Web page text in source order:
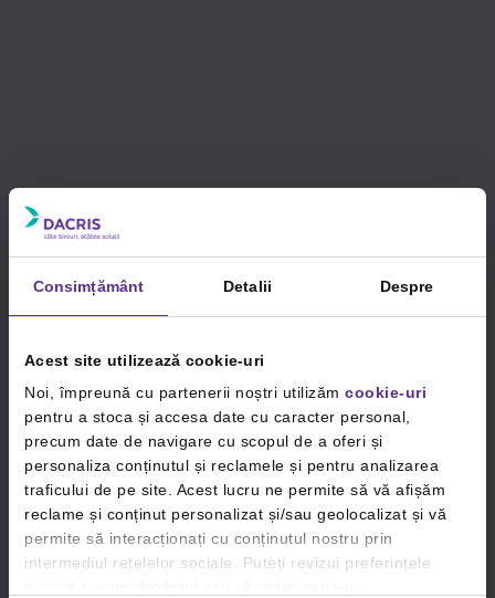
Consimțământ Detalii Despre
Acest site utilizează cookie-uri
Noi, împreună cu partenerii noștri utilizăm cookie-uri
pentru a stoca și accesa date cu caracter personal,
precum date de navigare cu scopul de a oferi și
personaliza conținutul și reclamele și pentru analizarea
traficului de pe site. Acest lucru ne permite să vă afișăm
reclame și conținut personalizat și/sau geolocalizat și vă
permite să interacționați cu conținutul nostru prin
intermediul rețelelor sociale. Puteți revizui preferințele